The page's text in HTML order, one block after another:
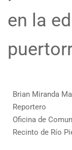
en la
Brian Miranda
Reportero
Oficina de
Recinto de Río